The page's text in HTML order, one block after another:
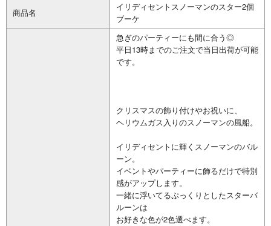
商品名
イリディセントスノーマンのスター2個
ブーケ
急ぎのパーティーにも間に合う◎
平日13時までのご注文で当日出荷が可能
です。
クリスマスの飾り付けやお祝いに、
ヘリウムガス入りのスノーマンの風船。
イリディセントに輝くスノーマンのバル
ーン。
イベントやパーティーに飾るだけで特別
感がアップします。
一緒に浮いてるぷっくりとしたスターバ
ルーンは
お好きな色が2色選べます。